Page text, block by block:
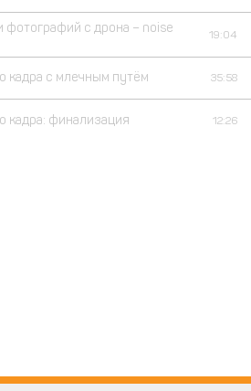
фотографий с дрона – noise
19:04
кадра с млечным путём 35:58
кадра: финализация 12:26